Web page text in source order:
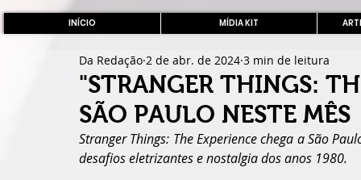
INÍCIO MÍDIA KIT
"STRANGER THINGS:
SÃO PAULO NESTE MÊS
Da Redação 2 de abr. de 2024 3 min de leitura
Stranger Things: The Experience chega a São
desafios eletrizantes e nostalgia dos anos 1980.